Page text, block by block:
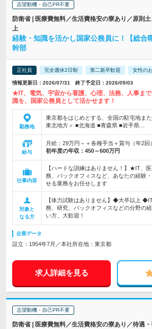
志望動機・自己PR不要
防衛省 | 医療費無料／生活費格安の寮あり／原則
上
経験・知識を活かし国家公務員に！【総合
幹部
正社員 完全週休2日制 第二新卒歓迎 女性の
情報更新日：2026/07/31 終了予定日：2026/09/03
★IT、電気、宇宙から看護、心理、法務、人事ま
識を、国家公務員として活かせます！
勤務地
東京都をはじめとする、全国の駐屯地ま
東北地方＞ ■北海道 ■青森県 ■岩手県…
給与
月給：29万円～＋各種手当＋賞与（年2回）
初年度の年収： 450～600万円
仕事内容
【ハードな訓練はありません！】★IT、
務、バックオフィスなど、あなたの経験
せる業務をお任せします
対象と
なる方
【体力試験はありません】◆大卒以上
務、研究、バックオフィスなどの分野の
い方、大歓迎！
企業データ
設立：1954年7月／本社所在地：東京都
求人詳細を見る
志望動機・自己PR不要
防衛省 | 医療費無料／生活費格安の寮あり／待遇